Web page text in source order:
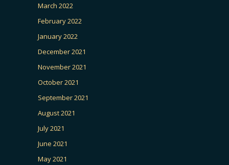
March 2022
February 2022
January 2022
December 2021
November 2021
October 2021
September 2021
August 2021
July 2021
June 2021
May 2021